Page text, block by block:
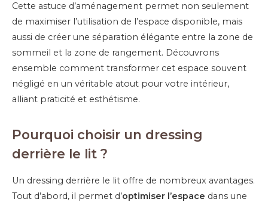
Cette astuce d’aménagement permet non seulement
de maximiser l’utilisation de l’espace disponible, mais
aussi de créer une séparation élégante entre la zone de
sommeil et la zone de rangement. Découvrons
ensemble comment transformer cet espace souvent
négligé en un véritable atout pour votre intérieur,
alliant praticité et esthétisme.
Pourquoi choisir un dressing
derrière le lit ?
Un dressing derrière le lit offre de nombreux avantages.
Tout d’abord, il permet d’optimiser l’espace dans une